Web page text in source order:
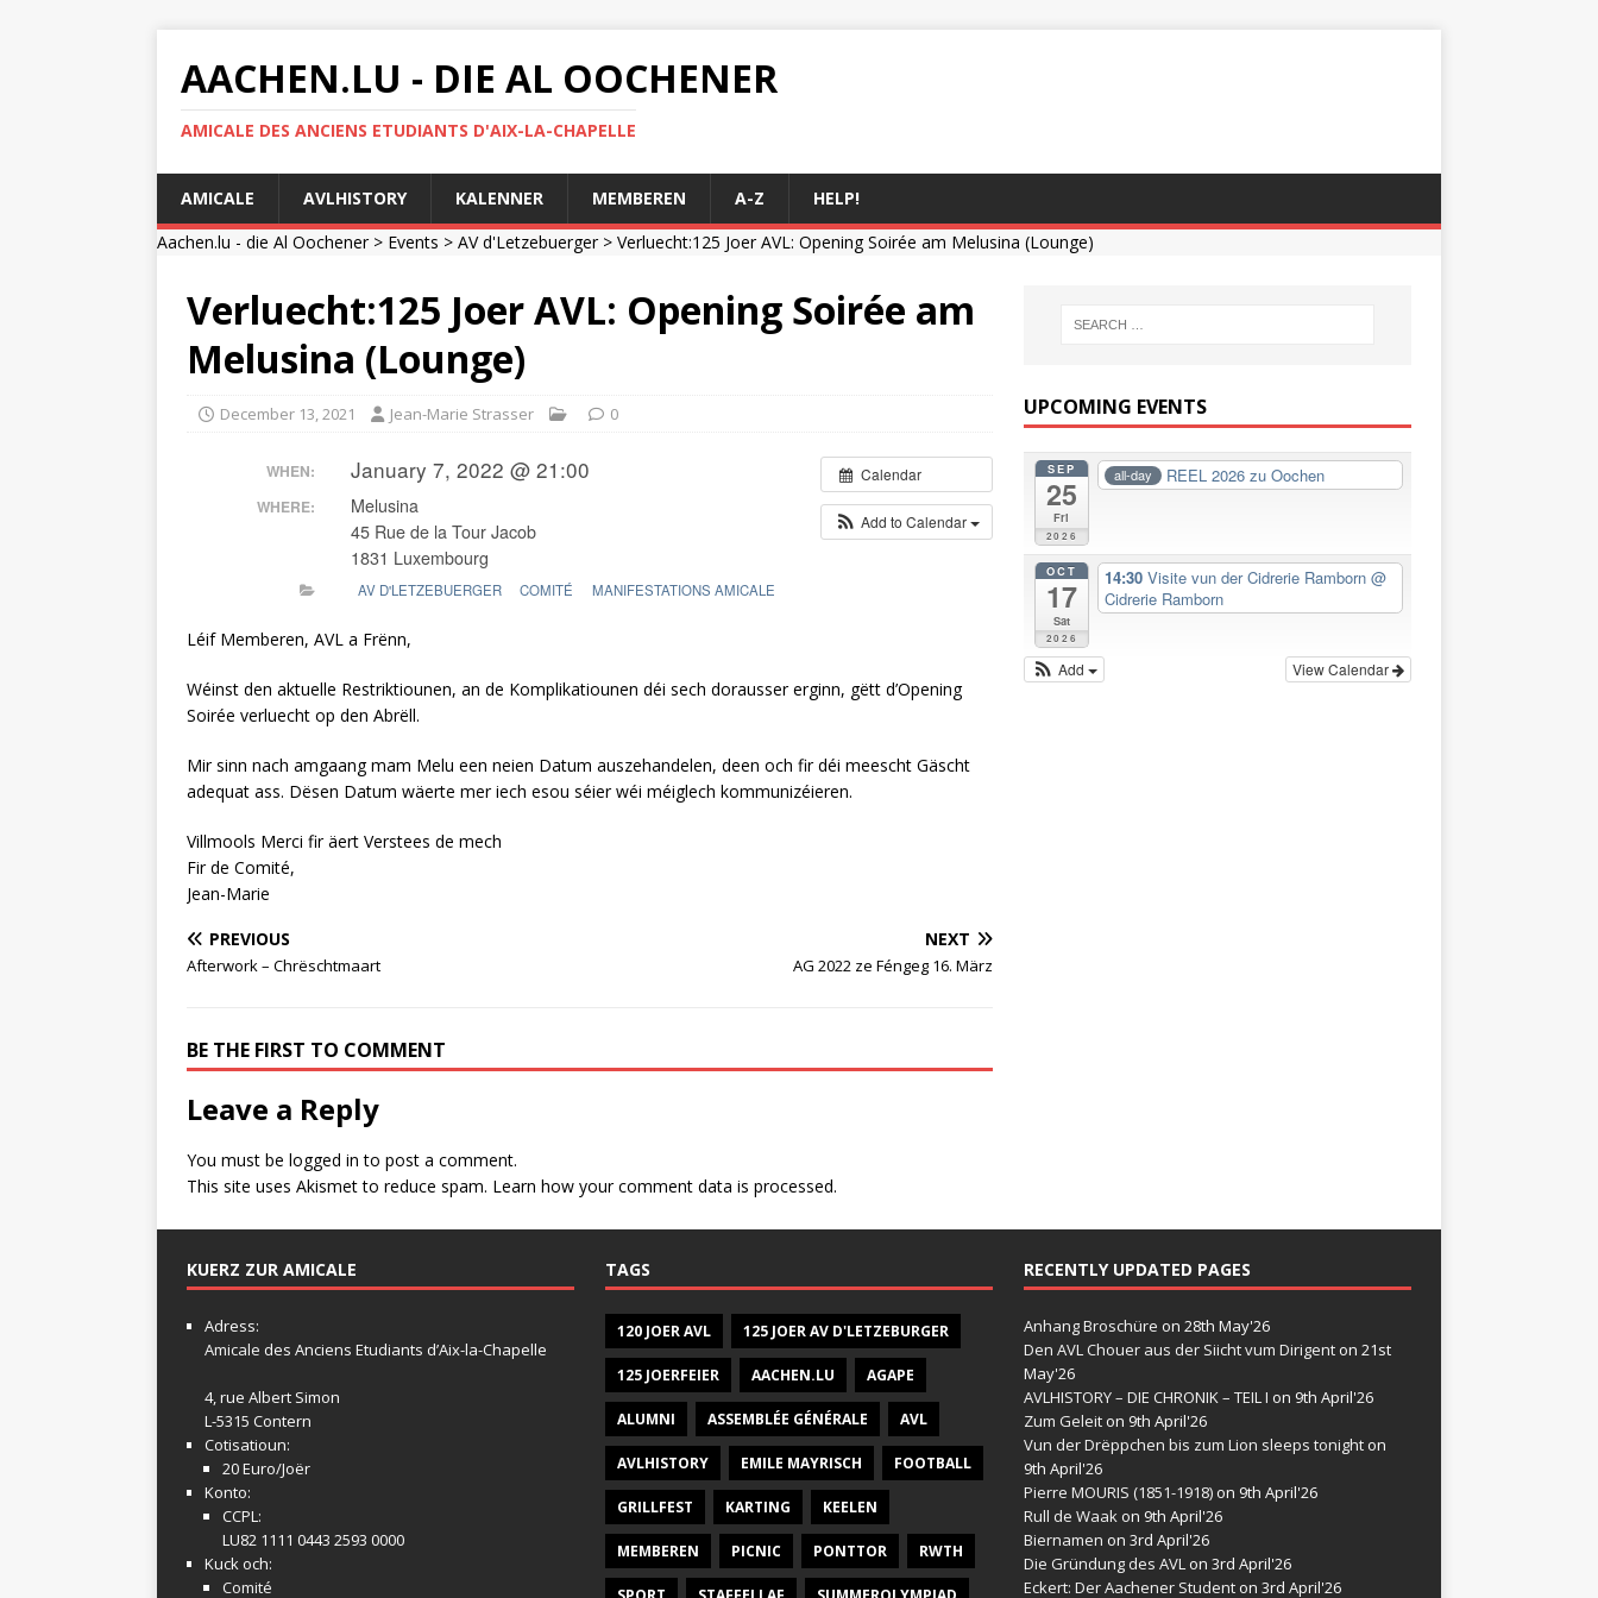
AACHEN.LU - DIE AL OOCHENER
AMICALE DES ANCIENS ETUDIANTS D'AIX-LA-CHAPELLE
AMICALE AVLHISTORY KALENNER MEMBEREN A-Z
HELP!
Aachen.lu - die Al Oochener> Events > AV d'Letzebuerger> Verluecht:125 Joer AVL: Opening Soirée am Melusina (Lounge)
Verluecht:125 Joer AVL: Opening Soirée am
Melusina (Lounge)
December 13, 2021 Jean-Marie Strasser 0
Calendar
Add to Calendar
WHEN: January 7, 2022 @ 21:00
WHERE:
Melusina
45 Rue de la Tour Jacob
1831 Luxembourg
AV D'LETZEBUERGER COMITÉ MANIFESTATIONS AMICALE
Léif Memberen, AVL a Frënn,
Wéinst den aktuelle Restriktiounen, an de Komplikatiounen déi sech dorausser erginn, gëtt d’Opening
Soirée verluecht op den Abrëll.
Mir sinn nach amgaang mam Melu een neien Datum auszehandelen, deen och fir déi meescht Gäscht
adequat ass. Dësen Datum wäerte mer iech esou séier wéi méiglech kommunizéieren.
Villmools Merci fir äert Verstees de mech
Fir de Comité,
Jean-Marie
PREVIOUS
Afterwork – Chrëschtmaart
NEXT
AG 2022 ze Féngeg 16. März
BE THE FIRST TO COMMENT
Leave a Reply
You must be logged in to post a comment.
This site uses Akismet to reduce spam. Learn how your comment data is processed.
UPCOMING EVENTS
SEP
25
Fri
2026
all-day REEL 2026 zu Oochen
OCT
17
Sat
2026
14:30Visite vun der Cidrerie Ramborn@
Cidrerie Ramborn
View Calendar
Add
KUERZ ZUR AMICALE
Adress:
Amicale des Anciens Etudiants d’Aix-la-Chapelle
4, rue Albert Simon
L-5315 Contern
Cotisatioun:
20 Euro/Joër
Konto:
CCPL:
LU82 1111 0443 2593 0000
Kuck och:
Comité
TAGS
120 JOER AVL 125 JOER AV D'LETZEBURGER
125 JOERFEIER AACHEN.LU AGAPE
ALUMNI ASSEMBLÉE GÉNÉRALE AVL
AVLHISTORY EMILE MAYRISCH FOOTBALL
GRILLFEST KARTING KEELEN
MEMBEREN PICNIC PONTTOR RWTH
RECENTLY UPDATED PAGES
Anhang Broschüre on 28th May'26
Den AVL Chouer aus der Siicht vum Dirigenton 21st
May'26
AVLHISTORY – DIE CHRONIK – TEIL I on 9th April'26
Zum Geleiton 9th April'26
Vun der Drëppchen bis zum Lion sleeps tonighton
9th April'26
Pierre MOURIS (1851-1918)on 9th April'26
Rull de Waakon 9th April'26
Biernamen on 3rd April'26
Die Gründung des AVLon 3rd April'26
Eckert: Der Aachener Studenton 3rd April'26